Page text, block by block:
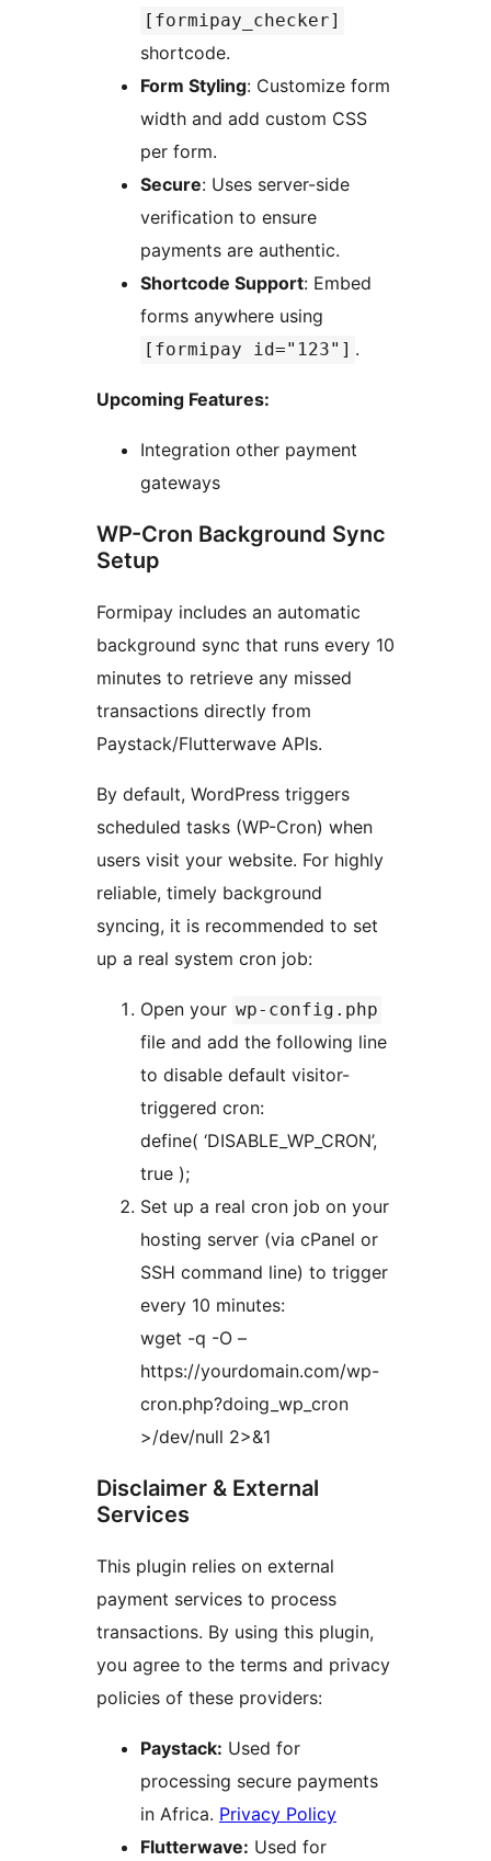
[formipay_checker]
shortcode.
Form Styling: Customize form
width and add custom CSS
per form.
Secure: Uses server-side
verification to ensure
payments are authentic.
Shortcode Support: Embed
forms anywhere using
[formipay id="123"] .
Upcoming Features:
Integration other payment
gateways
WP-Cron Background Sync
Setup
Formipay includes an automatic
background sync that runs every 10
minutes to retrieve any missed
transactions directly from
Paystack/Flutterwave APIs.
By default, WordPress triggers
scheduled tasks (WP-Cron) when
users visit your website. For highly
reliable, timely background
syncing, it is recommended to set
up a real system cron job:
Open your wp-config.php
file and add the following line
to disable default visitor-
triggered cron:
define( ‘DISABLE_WP_CRON’,
true );
Set up a real cron job on your
hosting server (via cPanel or
SSH command line) to trigger
every 10 minutes:
wget -q -O –
https://yourdomain.com/wp-
cron.php?doing_wp_cron
>/dev/null 2>&1
Disclaimer & External
Services
This plugin relies on external
payment services to process
transactions. By using this plugin,
you agree to the terms and privacy
policies of these providers:
Paystack: Used for
processing secure payments
in Africa. Privacy Policy
Flutterwave: Used for